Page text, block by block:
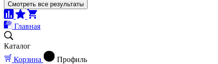
Смотреть все результаты
Главная
Каталог
Корзина
Профиль